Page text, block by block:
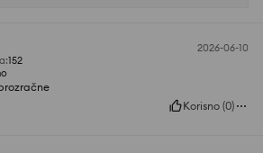
2026-06-10
:152
Korisno (0)